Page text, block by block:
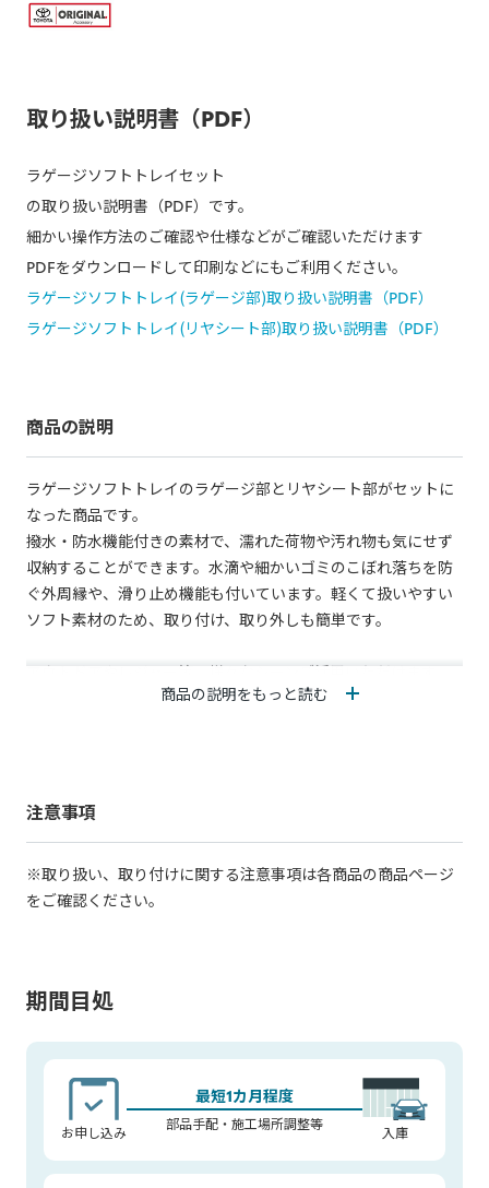
取り扱い説明書（PDF）
ラゲージソフトトレイセット
の取り扱い説明書（PDF）です。
細かい操作方法のご確認や仕様などがご確認いただけます
PDFをダウンロードして印刷などにもご利用ください。
ラゲージソフトトレイ(ラゲージ部)取り扱い説明書（PDF）
ラゲージソフトトレイ(リヤシート部)取り扱い説明書（PDF）
商品の説明
ラゲージソフトトレイのラゲージ部とリヤシート部がセットに
なった商品です。
撥水・防水機能付きの素材で、濡れた荷物や汚れ物も気にせず
収納することができます。水滴や細かいゴミのこぼれ落ちを防
ぐ外周縁や、滑り止め機能も付いています。軽くて扱いやすい
ソフト素材のため、取り付け、取り外しも簡単です。
アウトドアやレジャー等、様々なシーンご活用いただけます。
ラゲージに荷物を積む機会が多い方におすすめです。
※商品の詳細は各商品の商品ページをご確認ください
商品の説明をもっと読む
注意事項
※取り扱い、取り付けに関する注意事項は各商品の商品ページ
をご確認ください。
期間目処
お申し込み
最短1カ月程度
部品手配・施工場所調整等 入庫